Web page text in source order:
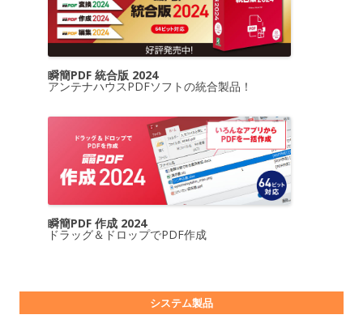
瞬簡PDF 統合版 2024
アンテナハウスPDFソフトの統合製品！
瞬簡PDF 作成 2024
ドラッグ＆ドロップでPDF作成
システム製品